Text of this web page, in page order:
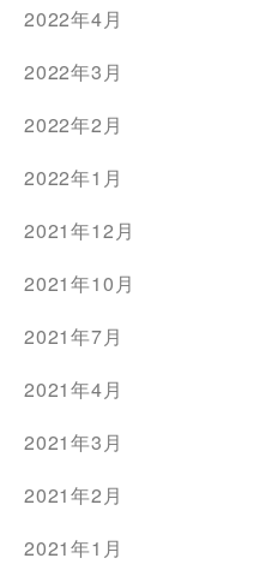
2022年4月
2022年3月
2022年2月
2022年1月
2021年12月
2021年10月
2021年7月
2021年4月
2021年3月
2021年2月
2021年1月